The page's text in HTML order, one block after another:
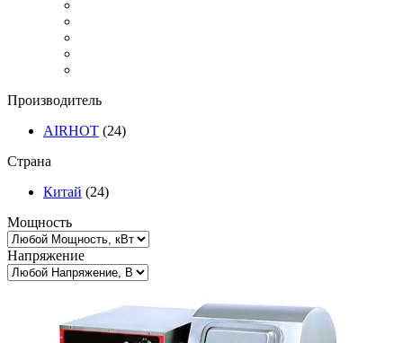
Производитель
AIRHOT (24)
Страна
Китай (24)
Мощность
Напряжение